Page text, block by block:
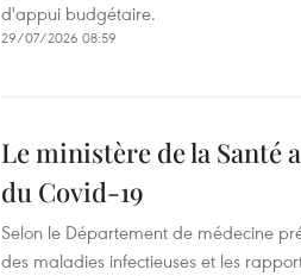
d'appui budgétaire.
29/07/2026 08:59
Le ministère de la Santé
du Covid-19
Selon le Département de médecine
des maladies infectieuses et les